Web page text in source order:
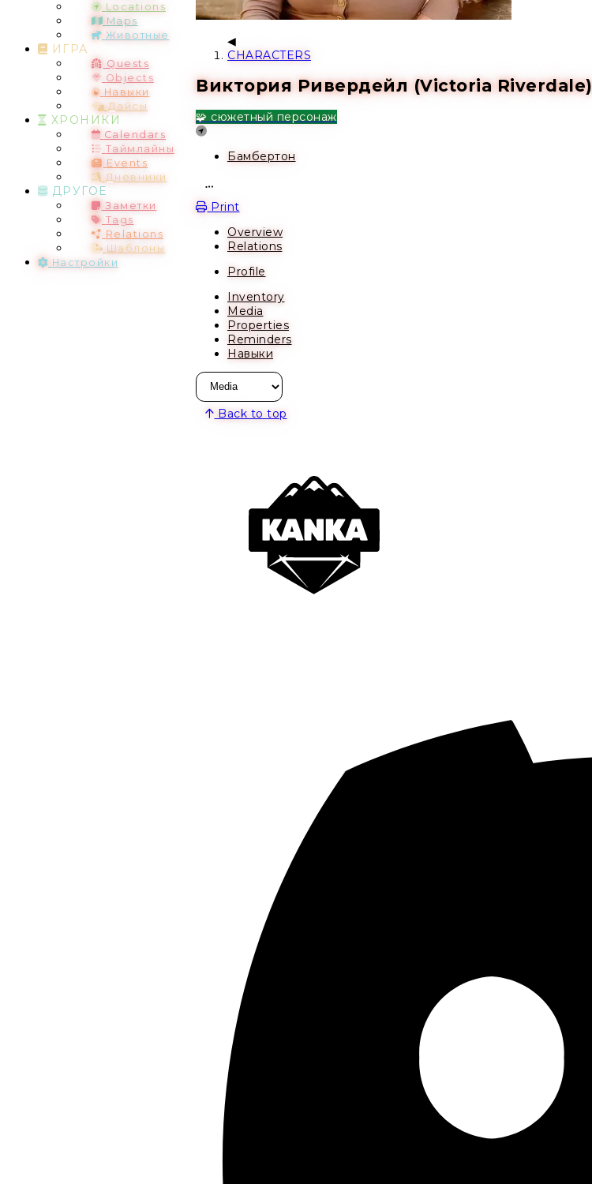
Locations
Maps
Животные
ИГРА
Quests
Objects
Навыки
Дайсы
ХРОНИКИ
Calendars
Таймлайны
Events
Дневники
ДРУГОЕ
Заметки
Tags
Relations
Шаблоны
Настройки
CHARACTERS
Виктория Ривердейл (Victoria Riverdale)
🧩 сюжетный персонаж
Location
Бамбертон
Print
Overview
Relations
Profile
Inventory
Media
Properties
Reminders
Навыки
Back to top